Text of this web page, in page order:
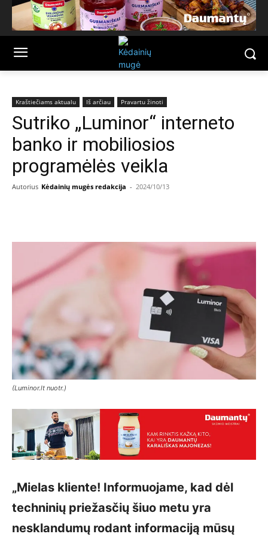
Kraštiečiams aktualu Iš arčiau Pravartu žinoti
Sutriko „Luminor“ interneto
banko ir mobiliosios
programėlės veikla
Autorius Kėdainių mugės redakcija - 2024/10/13
(Luminor.lt nuotr.)
„Mielas kliente! Informuojame, kad dėl
techninių priežasčių šiuo metu yra
nesklandumų rodant informaciją mūsų